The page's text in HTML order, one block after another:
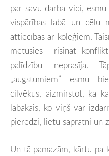
par savu darba vidi, esmu
vispārības labā un cēlu
attiecības ar kolēģiem.
metusies risināt
palīdzību neprasīja.
„augstumiem” esmu
cilvēkus, aizmirstot, ka
labākais, ko viņš var
pieredzi, lietu sapratni un
Un tā pamazām, kārtu